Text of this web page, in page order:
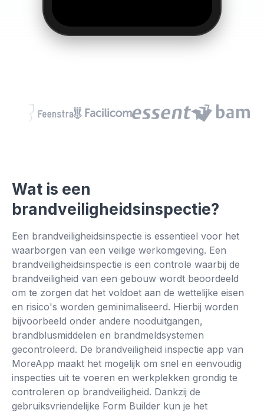
👆
Wat is een
brandveiligheidsinspectie?
Een brandveiligheidsinspectie is essentieel voor het
waarborgen van een veilige werkomgeving. Een
brandveiligheidsinspectie is een controle waarbij de
brandveiligheid van een gebouw wordt beoordeeld
om te zorgen dat het voldoet aan de wettelijke eisen
en risico's worden geminimaliseerd. Hierbij worden
bijvoorbeeld onder andere nooduitgangen,
brandblusmiddelen en brandmeldsystemen
gecontroleerd. De brandveiligheid inspectie app van
MoreApp maakt het mogelijk om snel en eenvoudig
inspecties uit te voeren en werkplekken grondig te
controleren op brandveiligheid. Dankzij de
gebruiksvriendelijke Form Builder kun je het